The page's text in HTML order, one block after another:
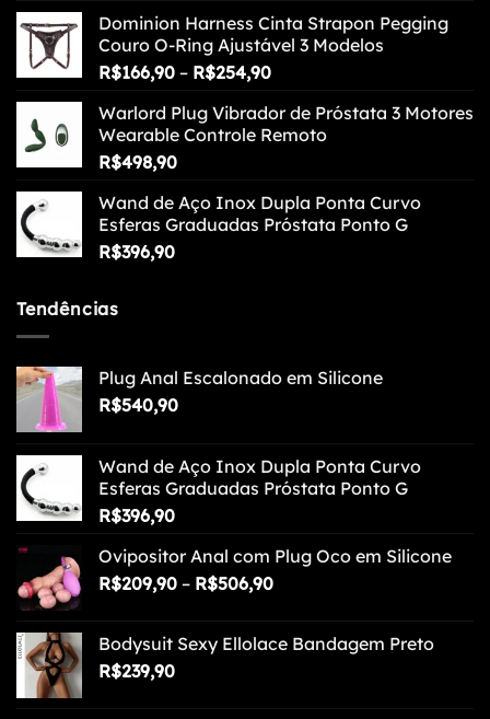
preço:
R$123,90
através
Dominion Harness Cinta Strapon Pegging
Couro O-Ring Ajustável 3 Modelos
R$166,90 – R$254,90Faixa
preço:
R$166,90
Warlord Plug Vibrador de Próstata 3 Motores
Wearable Controle Remoto
R$498,90
Wand de Aço Inox Dupla Ponta Curvo
Esferas Graduadas Próstata Ponto G
R$396,90
Tendências
Plug Anal Escalonado em Silicone
R$540,90
Wand de Aço Inox Dupla Ponta Curvo
Esferas Graduadas Próstata Ponto G
R$396,90
Ovipositor Anal com Plug Oco em Silicone
R$209,90 – R$506,90Faixa
R$209,90
Bodysuit Sexy Ellolace Bandagem Preto
R$239,90